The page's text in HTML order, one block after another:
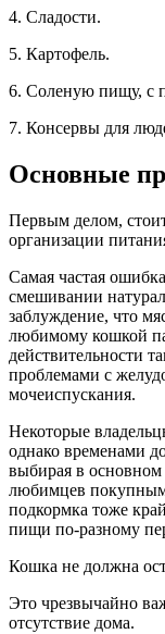
4. Сладости.
5. Картофель.
6. Соленую пищу, с
7. Консервы для
Основные
Первым делом,
организации
Самая частая
смешивании
заблуждение, что
любимому кошкой
действительности
проблемами с
мочеиспускания.
Некоторые
однако временами
выбирая в
любимцев покупным
подкормка тоже
пищи по-разному
Кошка не должна
Это чрезвычайно
отсутствие дома.